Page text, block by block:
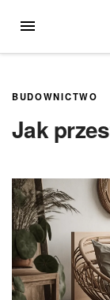
MENU
BUDOWNICTWO
Jak